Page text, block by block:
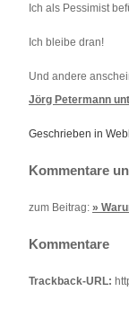
Ich als Pessimist
Ich bleibe dran!
Und andere
Jörg Petermann
Geschrieben in
Kommentare
zum Beitrag: »
Kommentare
Trackback-URL: